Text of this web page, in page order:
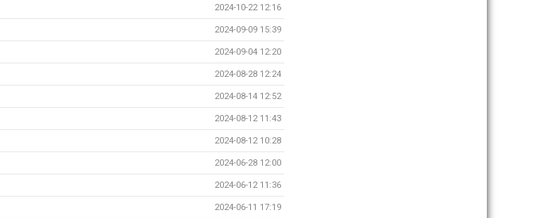
2024-10-22 12:16
2024-09-09 15:39
2024-09-04 12:20
2024-08-28 12:24
2024-08-14 12:52
2024-08-12 11:43
2024-08-12 10:28
2024-06-28 12:00
2024-06-12 11:36
2024-06-11 17:19